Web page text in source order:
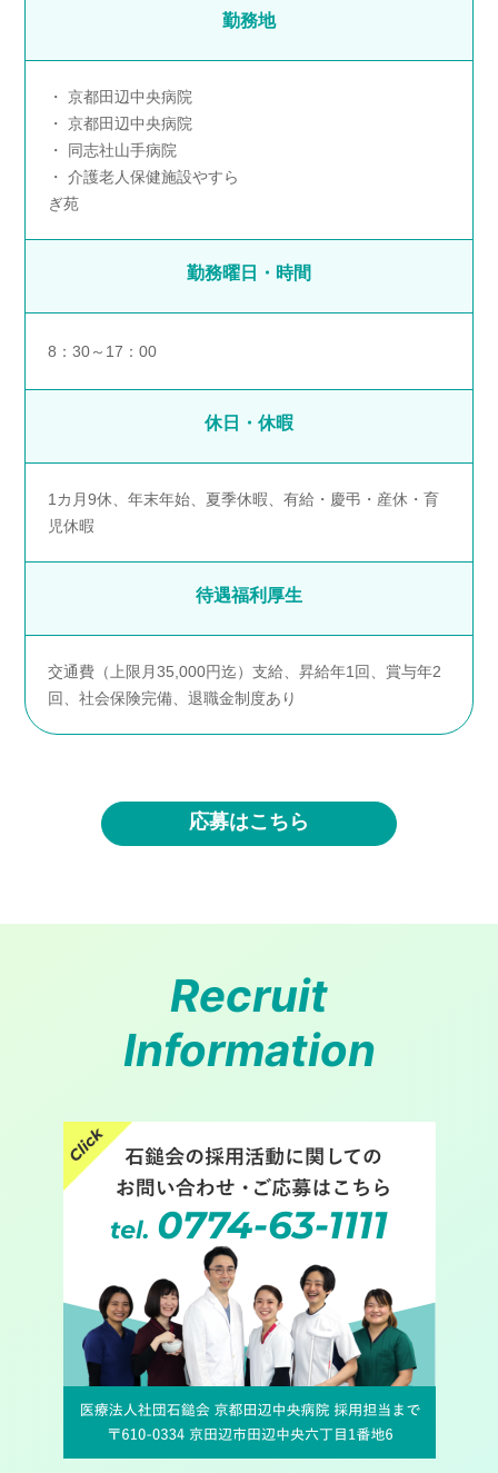
勤務地
京都田辺中央病院
京都田辺中央病院
同志社山手病院
介護老人保健施設やすら
ぎ苑
勤務曜日・時間
8：30～17：00
休日・休暇
1カ月9休、年末年始、夏季休暇、有給・慶弔・産休・育
児休暇
待遇福利厚生
交通費（上限月35,000円迄）支給、昇給年1回、賞与年2
回、社会保険完備、退職金制度あり
応募はこちら
Recruit
Information